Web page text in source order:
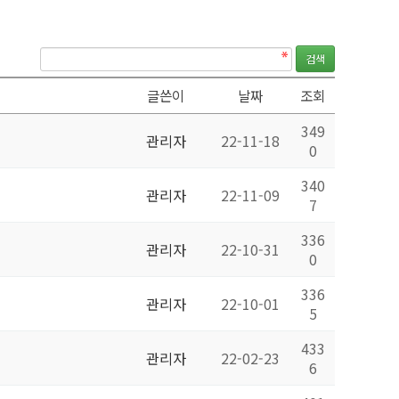
글쓴이 날짜 조회
관리자 22-11-18
349
0
관리자 22-11-09
340
7
관리자 22-10-31
336
0
관리자 22-10-01
336
5
관리자 22-02-23
433
6